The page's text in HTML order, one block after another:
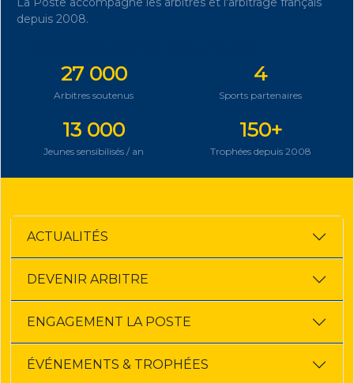
depuis 2008.
27 000
Arbitres soutenus
4
Sports partenaires
13 000
Jeunes sensibilisés / an
150+
Trophées depuis 2008
ACTUALITÉS
DEVENIR ARBITRE
ENGAGEMENT LA POSTE
ÉVÉNEMENTS & TROPHÉES